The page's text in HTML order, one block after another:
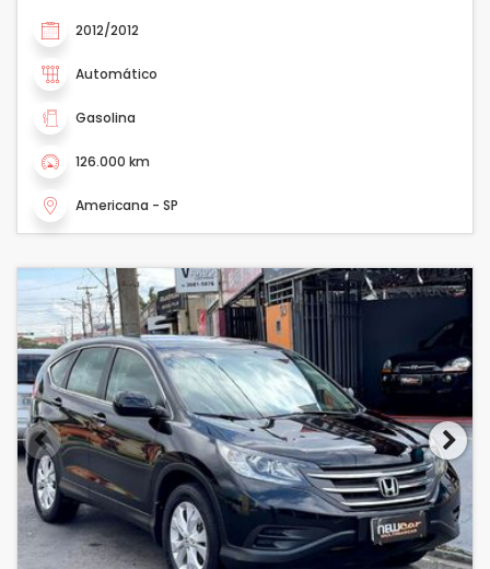
2012/2012
Automático
Gasolina
126.000 km
Americana - SP